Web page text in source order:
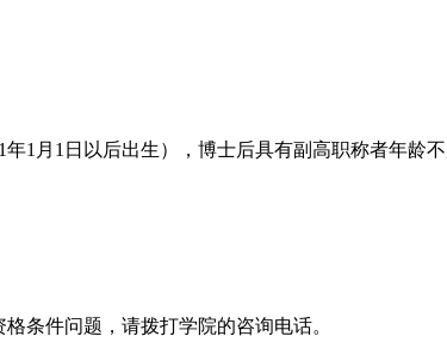
1月1日以后出生），博士后具有副高职称者年龄不
条件问题，请拨打学院的咨询电话。